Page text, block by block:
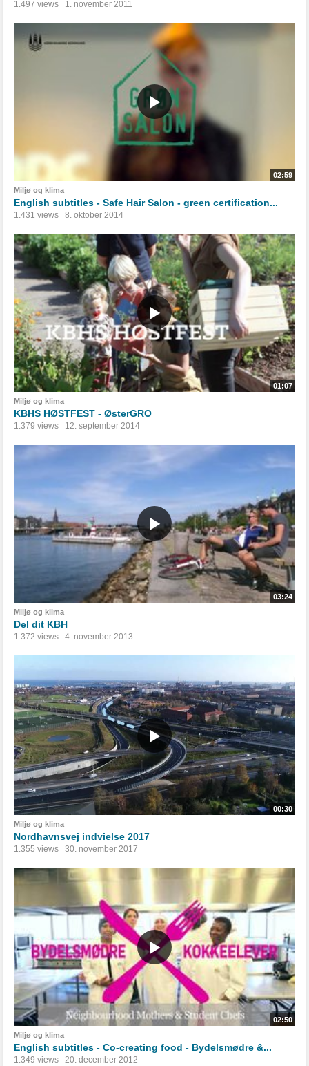
1.497 views 1. november 2011
02:59
Miljø og klima
English subtitles - Safe Hair Salon - green certification...
1.431 views 8. oktober 2014
01:07
Miljø og klima
KBHS HØSTFEST - ØsterGRO
1.379 views 12. september 2014
03:24
Miljø og klima
Del dit KBH
1.372 views 4. november 2013
00:30
Miljø og klima
Nordhavnsvej indvielse 2017
1.355 views 30. november 2017
02:50
Miljø og klima
English subtitles - Co-creating food - Bydelsmødre &...
1.349 views 20. december 2012